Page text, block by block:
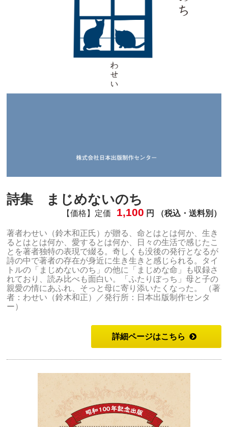
詩集 まじめないのち
【価格】定価 1,100 円 （税込・送料別）
著者わせい（鈴木和正氏）が贈る、命とはとは何か、生き
るとはとは何か、愛するとは何か、日々の生活で感じたこ
とを著者独特の表現で綴る。奇しくも没後の発行となるが
詩の中で著者の存在が身近に生き生きと感じられる。タイ
トルの「まじめないのち」の他に「まじめな命」も収録さ
れており、読み比べも面白い。「ふたりぼっち」母と子の
親愛の情にあふれ、そっと母に寄り添いたくなった。 （著
者：わせい（鈴木和正）／発行所：日本出版制作センタ
ー）
詳細ページはこちら